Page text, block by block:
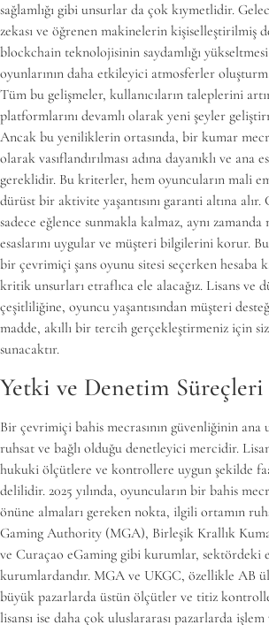
sağlamlığı gibi unsurlar da çok kıymetlidir.
zekası ve öğrenen makinelerin kişiselleştirilmiş
blockchain teknolojisinin saydamlığı
oyunlarının daha etkileyici atmosferler
Tüm bu gelişmeler, kullanıcıların taleplerini
platformlarını devamlı olarak yeni şeyler
Ancak bu yeniliklerin ortasında, bir kumar
olarak vasıflandırılması adına dayanıklı ve ana
gereklidir. Bu kriterler, hem oyuncuların mali
dürüst bir aktivite yaşantısını garanti altına
sadece eğlence sunmakla kalmaz, aynı zamanda
esaslarını uygular ve müşteri bilgilerini korur.
bir çevrimiçi şans oyunu sitesi seçerken hesaba
kritik unsurları etraflıca ele alacağız. Lisans ve
çeşitliliğine, oyuncu yaşantısından müşteri
madde, akıllı bir tercih gerçekleştirmeniz için
sunacaktır.
Yetki ve Denetim Süreçleri
Bir çevrimiçi bahis mecrasının güvenliğinin ana
ruhsat ve bağlı olduğu denetleyici mercidir.
hukuki ölçütlere ve kontrollere uygun şekilde
delilidir. 2025 yılında, oyuncuların bir bahis
önüne almaları gereken nokta, ilgili ortamın
Gaming Authority (MGA), Birleşik Krallık
ve Curaçao eGaming gibi kurumlar, sektördeki
kurumlardandır. MGA ve UKGC, özellikle AB
büyük pazarlarda üstün ölçütler ve titiz
lisansı ise daha çok uluslararası pazarlarda